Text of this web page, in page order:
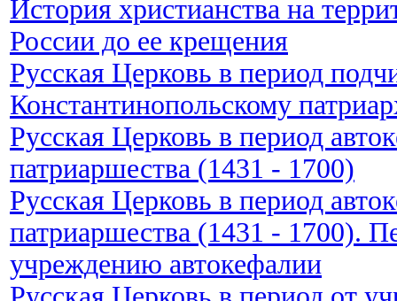
История христианства на
России до ее крещения
Русская Церковь в период
Константинопольскому
Русская Церковь в период
патриаршества (1431 - 1700)
Русская Церковь в период
патриаршества (1431 - 1700).
учреждению автокефалии